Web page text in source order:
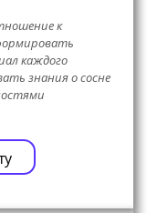
к
каждого
знания о сосне